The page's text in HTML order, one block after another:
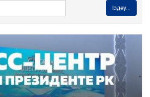
Іздеу...